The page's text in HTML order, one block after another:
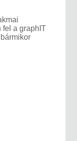
fel a graphIT